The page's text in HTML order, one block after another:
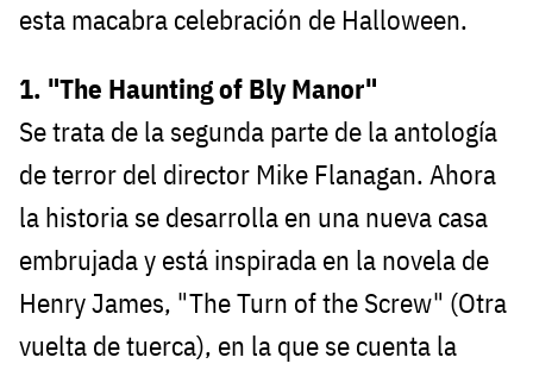
esta macabra celebración de Halloween.
1. "The Haunting of Bly Manor"
Se trata de la segunda parte de la antología
de terror del director Mike Flanagan. Ahora
la historia se desarrolla en una nueva casa
embrujada y está inspirada en la novela de
Henry James, "The Turn of the Screw" (Otra
vuelta de tuerca), en la que se cuenta la